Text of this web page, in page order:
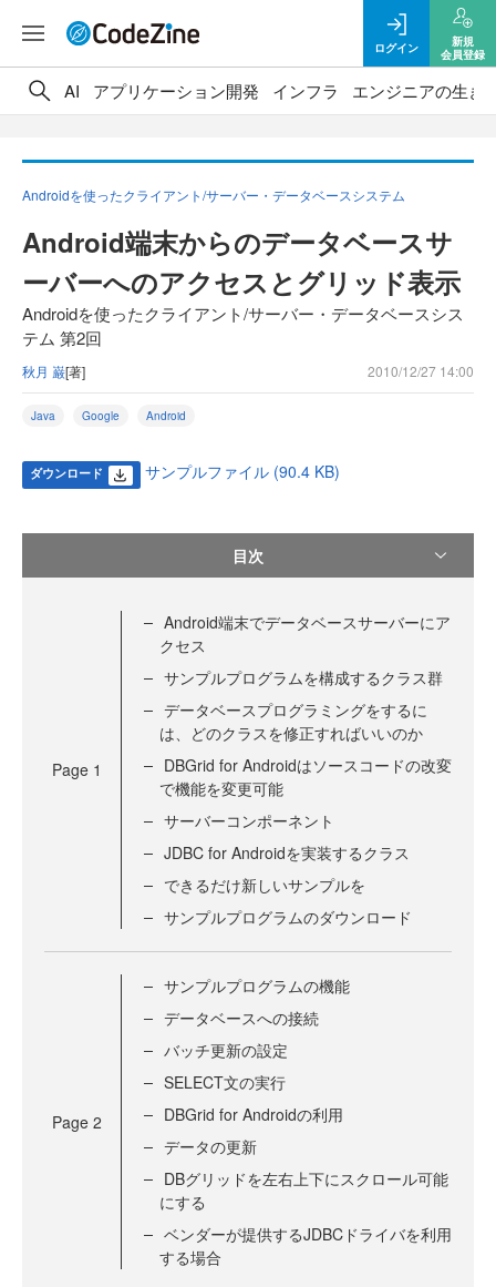
ログイン
新規
会員登録
AI アプリケーション開発 インフラ エンジニアの生き
Androidを使ったクライアント/サーバー・データベースシステム
Android端末からのデータベースサ
ーバーへのアクセスとグリッド表示
Androidを使ったクライアント/サーバー・データベースシス
テム 第2回
秋月 巌[著] 2010/12/27 14:00
Java Google Android
ダウンロード サンプルファイル (90.4 KB)
目次
Page 1
Android端末でデータベースサーバーにア
クセス
サンプルプログラムを構成するクラス群
データベースプログラミングをするに
は、どのクラスを修正すればいいのか
DBGrid for Androidはソースコードの改変
で機能を変更可能
サーバーコンポーネント
JDBC for Androidを実装するクラス
できるだけ新しいサンプルを
サンプルプログラムのダウンロード
Page 2
サンプルプログラムの機能
データベースへの接続
バッチ更新の設定
SELECT文の実行
DBGrid for Androidの利用
データの更新
DBグリッドを左右上下にスクロール可能
にする
ベンダーが提供するJDBCドライバを利用
する場合